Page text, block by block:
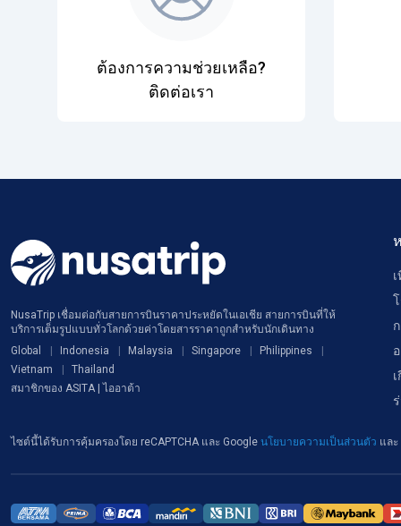
ต้องการความช่วยเหลือ?
ติดต่อเรา
NusaTrip เชื่อมต่อกับสายการบินราคาประหยัดในเอเชีย สายการบินที่ให้
บริการเต็มรูปแบบทั่วโลกด้วยค่าโดยสารราคาถูกสำหรับนักเดินทาง
Global
Indonesia Malaysia Singapore
Philippines
Vietnam
Thailand
สมาชิกของ ASITA | ไออาต้า
ไซต์นี้ได้รับการคุ้มครองโดย reCAPTCHA และ Google นโยบายความเป็นส่วนตัว และ